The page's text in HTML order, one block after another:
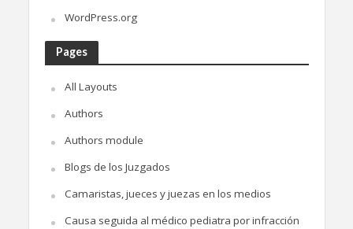
WordPress.org
Pages
All Layouts
Authors
Authors module
Blogs de los Juzgados
Camaristas, jueces y juezas en los medios
Causa seguida al médico pediatra por infracción